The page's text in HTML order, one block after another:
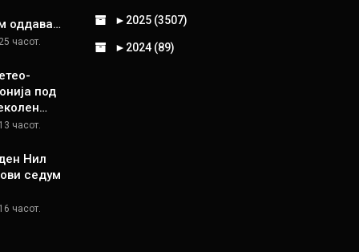
оддава…
часот.
под
часот.
Нил
седум
часот.
► 2025 (3507)
► 2024 (89)